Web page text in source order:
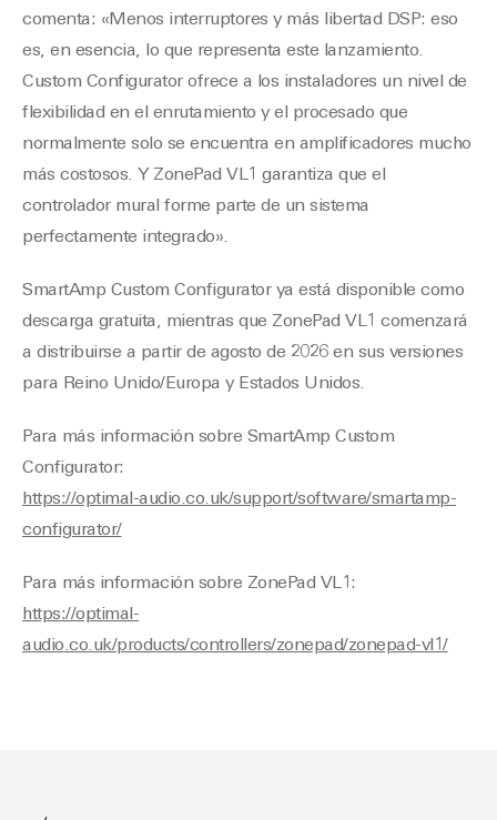
comenta: «Menos interruptores y más libertad DSP: eso
es, en esencia, lo que representa este lanzamiento.
Custom Configurator ofrece a los instaladores un nivel de
flexibilidad en el enrutamiento y el procesado que
normalmente solo se encuentra en amplificadores mucho
más costosos. Y ZonePad VL1 garantiza que el
controlador mural forme parte de un sistema
perfectamente integrado».
SmartAmp Custom Configurator ya está disponible como
descarga gratuita, mientras que ZonePad VL1 comenzará
a distribuirse a partir de agosto de 2026 en sus versiones
para Reino Unido/Europa y Estados Unidos.
Para más información sobre SmartAmp Custom
Configurator:
https://optimal-audio.co.uk/support/software/smartamp-
configurator/
Para más información sobre ZonePad VL1:
https://optimal-
audio.co.uk/products/controllers/zonepad/zonepad-vl1/